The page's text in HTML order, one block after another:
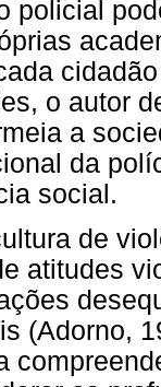
policial
o autor
a
da
social.
de
atitudes
(Adorno,